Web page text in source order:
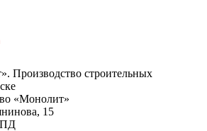
Производство строительных
«Монолит»
15
ПД